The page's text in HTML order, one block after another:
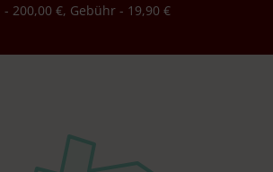
200,00 €, Gebühr - 19,90 €